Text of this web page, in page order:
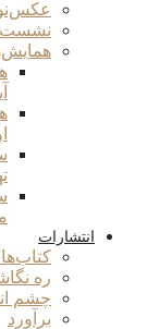
انتشارات
ره
چشم
برآورد